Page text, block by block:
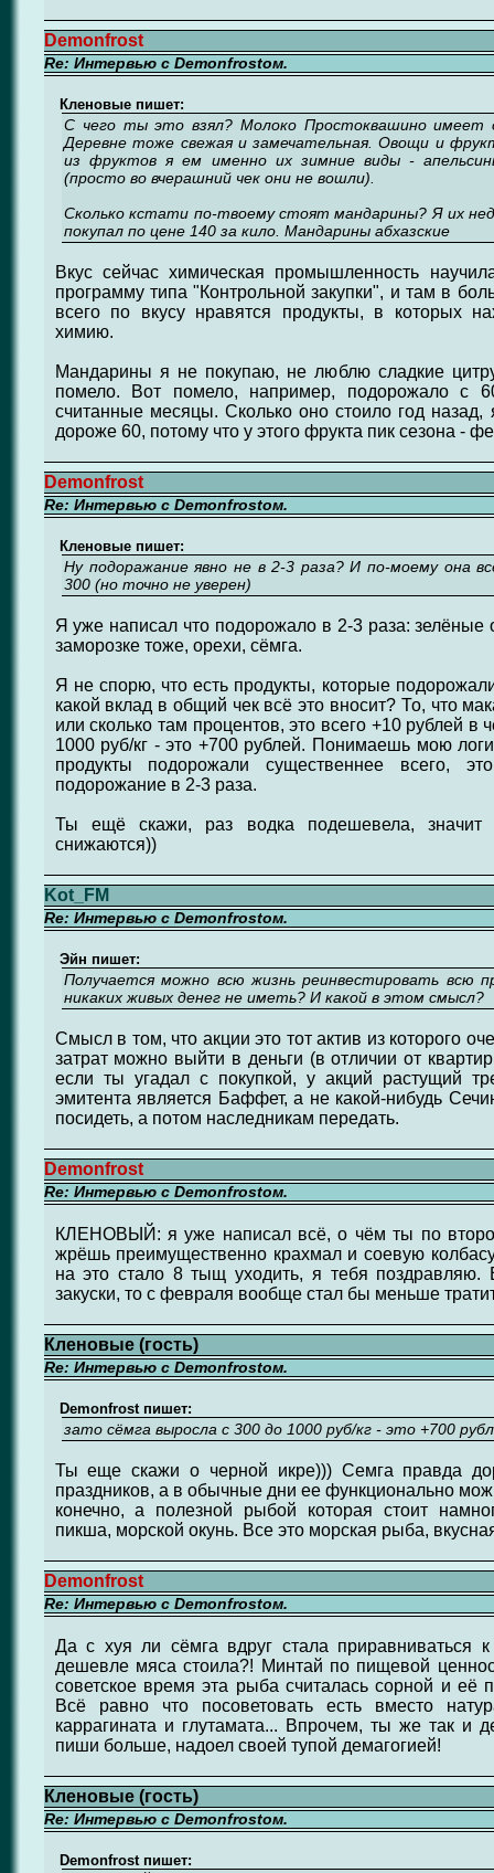
Demonfrost
Re: Интервью с Demonfrostом.
Кленовые пишет:
С чего ты это взял? Молоко Простоквашино имеет
Деревне тоже свежая и замечательная. Овощи и
из фруктов я ем именно их зимние виды -
(просто во вчерашний чек они не вошли).
Сколько кстати по-твоему стоят мандарины? Я их
покупал по цене 140 за кило. Мандарины абхазские
Вкус сейчас химическая промышленность
программу типа "Контрольной закупки", и там в
всего по вкусу нравятся продукты, в которых
химию.
Мандарины я не покупаю, не люблю сладкие
помело. Вот помело, например, подорожало с
считанные месяцы. Сколько оно стоило год
дороже 60, потому что у этого фрукта пик сезона -
Demonfrost
Re: Интервью с Demonfrostом.
Кленовые пишет:
Ну подоражание явно не в 2-3 раза? И по-моему она
300 (но точно не уверен)
Я уже написал что подорожало в 2-3 раза:
заморозке тоже, орехи, сёмга.
Я не спорю, что есть продукты, которые
какой вклад в общий чек всё это вносит? То, что
или сколько там процентов, это всего +10 рублей в
1000 руб/кг - это +700 рублей. Понимаешь мою
продукты подорожали существеннее всего,
подорожание в 2-3 раза.
Ты ещё скажи, раз водка подешевела,
снижаются))
Kot_FM
Re: Интервью с Demonfrostом.
Эйн пишет:
Получается можно всю жизнь реинвестировать всю
никаких живых денег не иметь? И какой в этом смысл?
Смысл в том, что акции это тот актив из которого
затрат можно выйти в деньги (в отличии от
если ты угадал с покупкой, у акций растущий
эмитента является Баффет, а не какой-нибудь
посидеть, а потом наследникам передать.
Demonfrost
Re: Интервью с Demonfrostом.
КЛЕНОВЫЙ: я уже написал всё, о чём ты по
жрёшь преимущественно крахмал и соевую
на это стало 8 тыщ уходить, я тебя
закуски, то с февраля вообще стал бы меньше
Кленовые (гость)
Re: Интервью с Demonfrostом.
Demonfrost пишет:
зато сёмга выросла с 300 до 1000 руб/кг - это +700
Ты еще скажи о черной икре))) Семга правда
праздников, а в обычные дни ее функционально
конечно, а полезной рыбой которая стоит
пикша, морской окунь. Все это морская рыба,
Demonfrost
Re: Интервью с Demonfrostом.
Да с хуя ли сёмга вдруг стала приравниваться
дешевле мяса стоила?! Минтай по пищевой
советское время эта рыба считалась сорной и её
Всё равно что посоветовать есть вместо
каррагината и глутамата... Впрочем, ты же так и
пиши больше, надоел своей тупой демагогией!
Кленовые (гость)
Re: Интервью с Demonfrostом.
Demonfrost пишет: